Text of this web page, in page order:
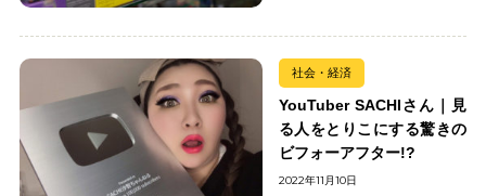
社会・経済
YouTuber SACHIさん｜見
る人をとりこにする驚きの
ビフォーアフター!?
2022年11月10日